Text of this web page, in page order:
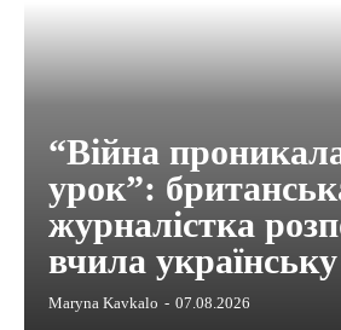
“Війна
урок”:
журналістка
вчила українську
Maryna Kavkalo - 07.08.2026